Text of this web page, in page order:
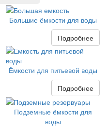
Большие ёмкости для воды
Подробнее
Ёмкости для питьевой воды
Подробнее
Подземные ёмкости для
воды